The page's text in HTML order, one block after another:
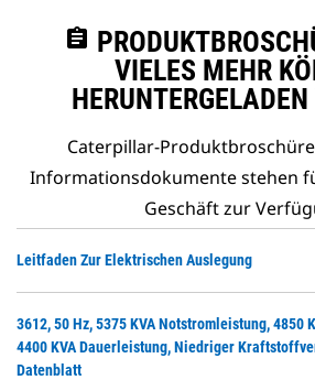
assignment
VIELES MEHR
Caterpillar-
Informationsdokumente stehen
Geschäft zur
Leitfaden Zur Elektrischen Auslegung
3612, 50 Hz, 5375 KVA Notstromleistung, 4850
4400 KVA Dauerleistung, Niedriger
Datenblatt